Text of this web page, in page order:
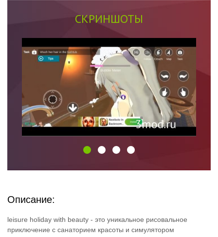
СКРИНШОТЫ
Описание:
leisure holiday with beauty - это уникальное рисовальное
приключение с санаторием красоты и симулятором